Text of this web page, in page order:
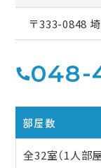
〒333-0848
048-
部屋数
全32室（1人部